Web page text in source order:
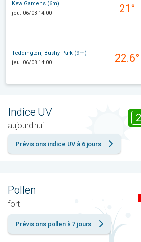
Kew Gardens (6m)
jeu. 06/08 14:00
21°
Teddington, Bushy Park (9m)
jeu. 06/08 14:00
22.6°
Indice UV
aujourd'hui
2
Prévisions indice UV à 6 jours
Pollen
fort
Prévisions pollen à 7 jours